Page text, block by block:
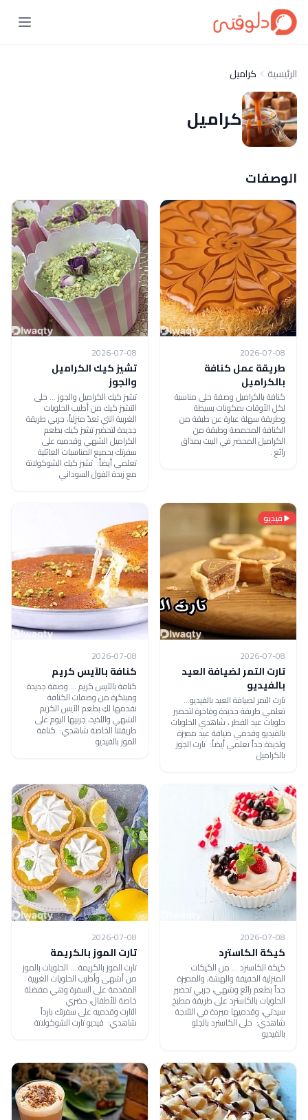
الرئيسية كراميل
كراميل
الوصفات
2026-07-08
طريقة عمل كنافة
بالكراميل
كنافة بالكراميل وصفة حلى مناسبة
لكل الأوقات بمكونات بسيطة
وطريقة سهلة عبارة عن طبقة من
الكنافة المحمصة وطبقة من
الكراميل المحضر في البيت بمذاق
رائع .
2026-07-08
تشيز كيك الكراميل
والجوز
تشيز كيك الكراميل والجوز ... حلى
التشيز كيك من أطيب الحلويات
الغربية التي تعدّ منزلياً، جربي طريقة
جديدة لتحضير تشيز كيك بطعم
الكراميل الشهي وقدميه على
سفرتك بجميع المناسبات العائلية
تعلمي أيضاً: تشيز كيك الشوكولاتة
مع زبدة الفول السوداني
فيديو
2026-07-08
تارت التمر لضيافة العيد
بالفيديو
تارت التمر لضيافة العيد بالفيديو...
تعلمي طريقة جديدة وفاخرة لتحضير
حلويات عيد الفطر ، شاهدي الحلويات
بالفيديو وقدمي ضيافة عيد مميزة
ولذيذة جداً تعلمي أيضاً: تارت الجوز
بالكراميل
2026-07-08
كنافة بالآيس كريم
كنافة بالآيس كريم ... وصفة جديدة
ومبتكرة من وصفات الكنافة
نقدمها لكِ بطعم الآيس الكريم
الشهي واللذيذ، جربيها اليوم على
طريقتنا الخاصة شاهدي: كنافة
الموز بالفيديو
2026-07-08
كيكة الكاسترد
كيكة الكاسترد ... من الكيكات
المنزلية الخفيفة والهشة، والمميزة
جداً بطعم رائع وشهي، جربي تحضير
الحلويات بالكاسترد على طريقة مطبخ
سيدتي، وقدميها مبردة في الثلاجة
شاهدي: حلى الكاسترد بالجلو
بالفيديو
2026-07-08
تارت الموز بالكريمة
تارت الموز بالكريمة ... الحلويات بالموز
من أشهى وأطيب الحلويات الغربية
المقدمة على السفرة وهي مفضلة
خاصة للأطفال، حضري
التارت وقدميه على سفرتك بارداً
شاهدي: فيديو تارت الشوكولاتة